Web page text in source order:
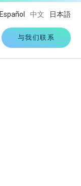
与我们联系
Español 中文 日本語